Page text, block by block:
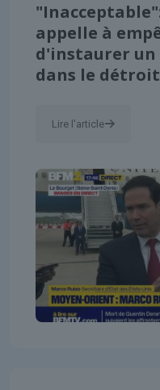
appelle à
d'instaurer un
dans le
Lire l'article